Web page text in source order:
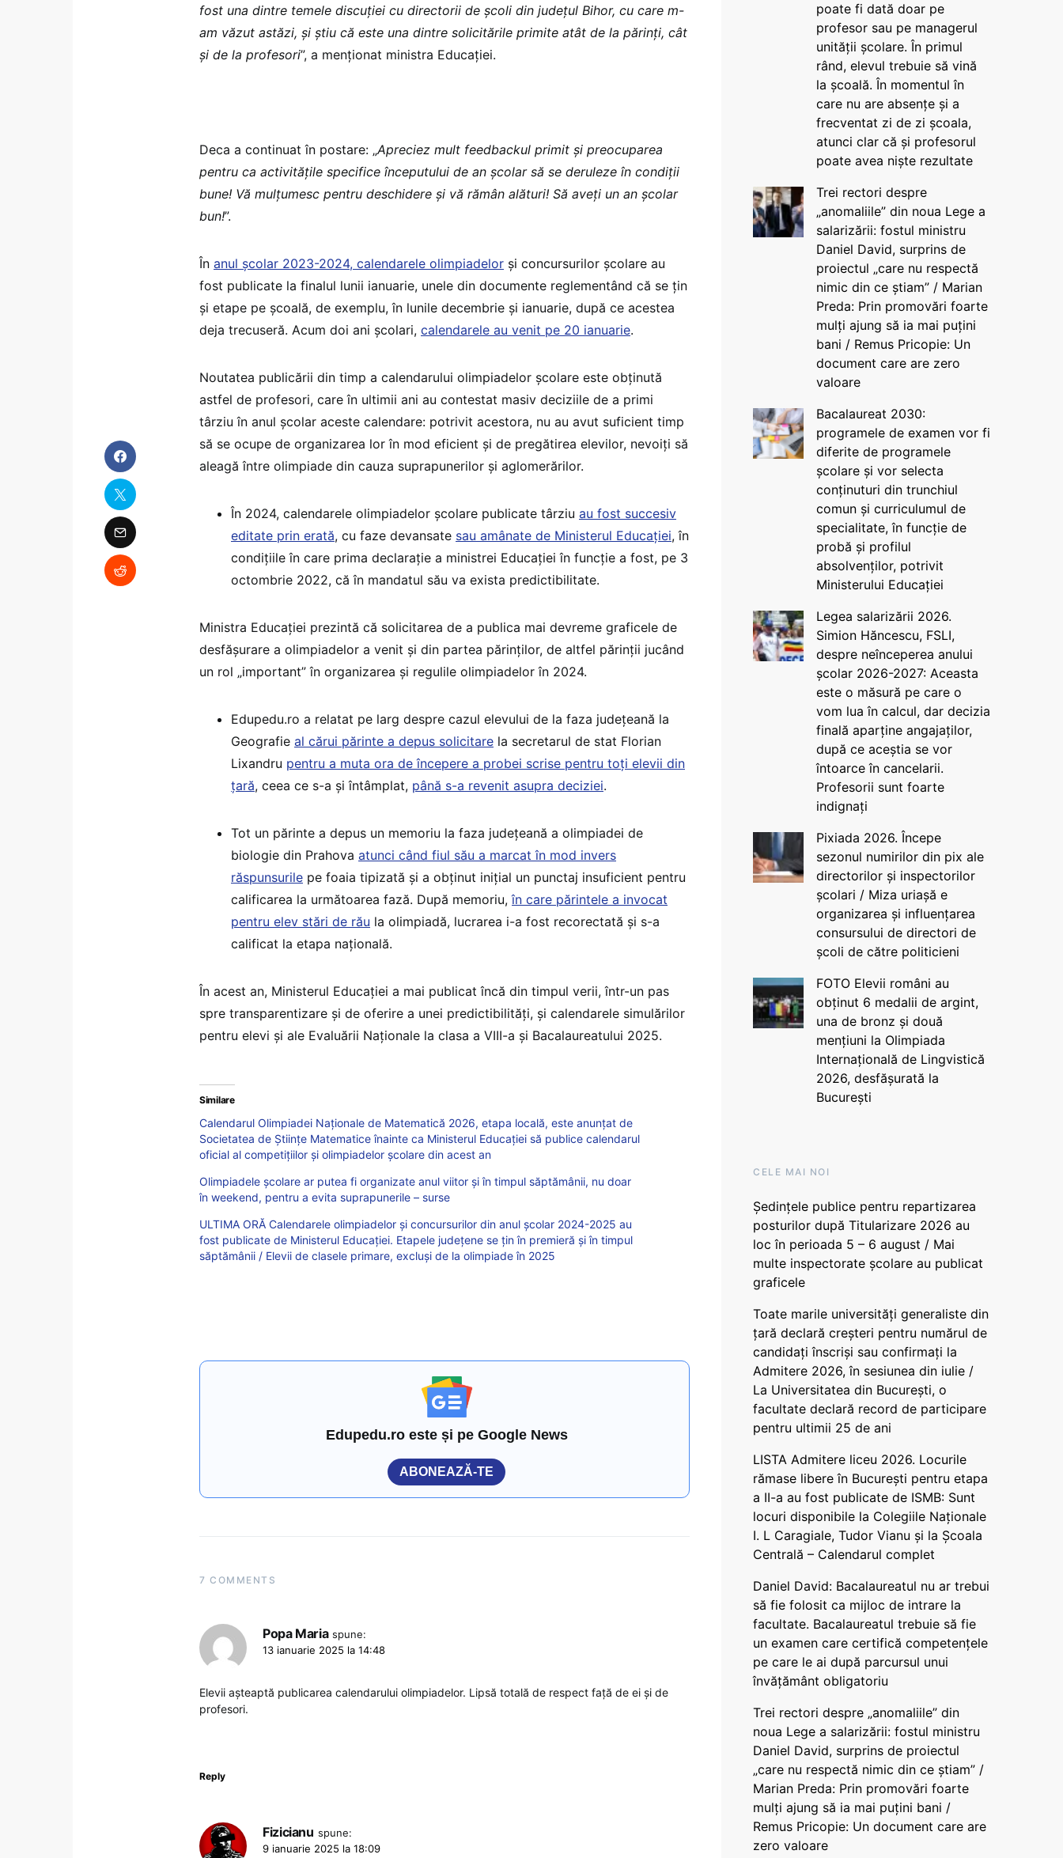
fost una dintre temele discuției cu directorii de școli din județul Bihor, cu care m-
am văzut astăzi, și știu că este una dintre solicitările primite atât de la părinți, cât
și de la profesori”, a menționat ministra Educației.
Deca a continuat în postare: „Apreciez mult feedbackul primit și preocuparea
pentru ca activitățile specifice începutului de an școlar să se deruleze în condiții
bune! Vă mulțumesc pentru deschidere și vă rămân alături! Să aveți un an școlar
bun!”.
În anul școlar 2023-2024, calendarele olimpiadelor și concursurilor școlare au
fost publicate la finalul lunii ianuarie, unele din documente reglementând că se țin
și etape pe școală, de exemplu, în lunile decembrie și ianuarie, după ce acestea
deja trecuseră. Acum doi ani școlari, calendarele au venit pe 20 ianuarie.
Noutatea publicării din timp a calendarului olimpiadelor școlare este obținută
astfel de profesori, care în ultimii ani au contestat masiv deciziile de a primi
târziu în anul școlar aceste calendare: potrivit acestora, nu au avut suficient timp
să se ocupe de organizarea lor în mod eficient și de pregătirea elevilor, nevoiți să
aleagă între olimpiade din cauza suprapunerilor și aglomerărilor.
În 2024, calendarele olimpiadelor școlare publicate târziu au fost succesiv
editate prin erată, cu faze devansate sau amânate de Ministerul Educației, în
condițiile în care prima declarație a ministrei Educației în funcție a fost, pe 3
octombrie 2022, că în mandatul său va exista predictibilitate.
Ministra Educației prezintă că solicitarea de a publica mai devreme graficele de
desfășurare a olimpiadelor a venit și din partea părinților, de altfel părinții jucând
un rol „important” în organizarea și regulile olimpiadelor în 2024.
Edupedu.ro a relatat pe larg despre cazul elevului de la faza județeană la
Geografie al cărui părinte a depus solicitare la secretarul de stat Florian
Lixandru pentru a muta ora de începere a probei scrise pentru toți elevii din
țară, ceea ce s-a și întâmplat, până s-a revenit asupra deciziei.
Tot un părinte a depus un memoriu la faza județeană a olimpiadei de
biologie din Prahova atunci când fiul său a marcat în mod invers
răspunsurile pe foaia tipizată și a obținut inițial un punctaj insuficient pentru
calificarea la următoarea fază. După memoriu,în care părintele a invocat
pentru elev stări de rău la olimpiadă, lucrarea i-a fost recorectată și s-a
calificat la etapa națională.
În acest an, Ministerul Educației a mai publicat încă din timpul verii, într-un pas
spre transparentizare și de oferire a unei predictibilități, și calendarele simulărilor
pentru elevi și ale Evaluării Naționale la clasa a VIII-a și Bacalaureatului 2025.
Similare
Calendarul Olimpiadei Naționale de Matematică 2026, etapa locală, este anunțat de
Societatea de Științe Matematice înainte ca Ministerul Educației să publice calendarul
oficial al competițiilor și olimpiadelor școlare din acest an
Olimpiadele școlare ar putea fi organizate anul viitor și în timpul săptămânii, nu doar
în weekend, pentru a evita suprapunerile – surse
ULTIMA ORĂ Calendarele olimpiadelor și concursurilor din anul școlar 2024-2025 au
fost publicate de Ministerul Educației. Etapele județene se țin în premieră și în timpul
săptămânii / Elevii de clasele primare, excluși de la olimpiade în 2025
Edupedu.ro este și pe Google News
ABONEAZĂ-TE
7 COMMENTS
Popa Maria spune:
13 ianuarie 2025 la 14:48
Elevii așteaptă publicarea calendarului olimpiadelor. Lipsă totală de respect față de ei și de
profesori.
Reply
Fizicianu spune:
9 ianuarie 2025 la 18:09
poate fi dată doar pe
profesor sau pe managerul
unității școlare. În primul
rând, elevul trebuie să vină
la școală. În momentul în
care nu are absențe și a
frecventat zi de zi școala,
atunci clar că și profesorul
poate avea niște rezultate
Trei rectori despre
„anomaliile” din noua Lege a
salarizării: fostul ministru
Daniel David, surprins de
proiectul „care nu respectă
nimic din ce știam” / Marian
Preda: Prin promovări foarte
mulți ajung să ia mai puțini
bani / Remus Pricopie: Un
document care are zero
valoare
Bacalaureat 2030:
programele de examen vor fi
diferite de programele
școlare și vor selecta
conținuturi din trunchiul
comun și curriculumul de
specialitate, în funcție de
probă și profilul
absolvenților, potrivit
Ministerului Educației
Legea salarizării 2026.
Simion Hăncescu, FSLI,
despre neînceperea anului
școlar 2026-2027: Aceasta
este o măsură pe care o
vom lua în calcul, dar decizia
finală aparține angajaților,
după ce aceștia se vor
întoarce în cancelarii.
Profesorii sunt foarte
indignați
Pixiada 2026. Începe
sezonul numirilor din pix ale
directorilor și inspectorilor
școlari / Miza uriașă e
organizarea și influențarea
consursului de directori de
școli de către politicieni
FOTO Elevii români au
obținut 6 medalii de argint,
una de bronz și două
mențiuni la Olimpiada
Internațională de Lingvistică
2026, desfășurată la
București
CELE MAI NOI
Ședințele publice pentru repartizarea
posturilor după Titularizare 2026 au
loc în perioada 5 – 6 august / Mai
multe inspectorate școlare au publicat
graficele
Toate marile universități generaliste din
țară declară creșteri pentru numărul de
candidați înscriși sau confirmați la
Admitere 2026, în sesiunea din iulie /
La Universitatea din București, o
facultate declară record de participare
pentru ultimii 25 de ani
LISTA Admitere liceu 2026. Locurile
rămase libere în București pentru etapa
a II-a au fost publicate de ISMB: Sunt
locuri disponibile la Colegiile Naționale
I. L Caragiale, Tudor Vianu și la Școala
Centrală – Calendarul complet
Daniel David: Bacalaureatul nu ar trebui
să fie folosit ca mijloc de intrare la
facultate. Bacalaureatul trebuie să fie
un examen care certifică competențele
pe care le ai după parcursul unui
învățământ obligatoriu
Trei rectori despre „anomaliile” din
noua Lege a salarizării: fostul ministru
Daniel David, surprins de proiectul
„care nu respectă nimic din ce știam” /
Marian Preda: Prin promovări foarte
mulți ajung să ia mai puțini bani /
Remus Pricopie: Un document care are
zero valoare